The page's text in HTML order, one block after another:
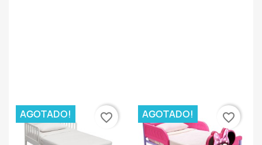
AGOTADO! favorite_border AGOTADO! favorite_border